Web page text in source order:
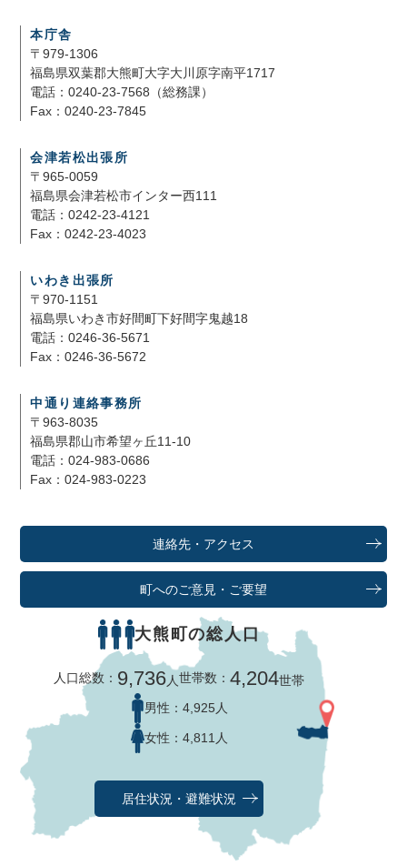
本庁舎
〒979-1306
福島県双葉郡大熊町大字大川原字南平1717
電話：0240-23-7568（総務課）
Fax：0240-23-7845
会津若松出張所
〒965-0059
福島県会津若松市インター西111
電話：0242-23-4121
Fax：0242-23-4023
いわき出張所
〒970-1151
福島県いわき市好間町下好間字鬼越18
電話：0246-36-5671
Fax：0246-36-5672
中通り連絡事務所
〒963-8035
福島県郡山市希望ヶ丘11-10
電話：024-983-0686
Fax：024-983-0223
連絡先・アクセス
町へのご意見・ご要望
大熊町の総人口
人口総数： 9,736人世帯数：4,204世帯
男性： 4,925人
女性： 4,811人
居住状況・避難状況